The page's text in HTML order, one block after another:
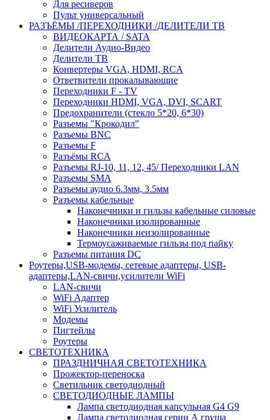
Для ресиверов
Пульт универсальный
РАЗЪЁМЫ /ПЕРЕХОДНИКИ /ДЕЛИТЕЛИ ТВ
ВИДЕОКАРТА / SATA
Делители Аудио-Видео
Делители ТВ
Конвертеры VGA, HDMI, RCA
Ответвители прокалывающие
Переходники F - TV
Переходники HDMI, VGA, DVI, SCART
Предохранители (стекло 5*20, 6*30)
Разъемы "Крокодил"
Разъемы BNC
Разъемы F
Разъёмы RCA
Разъемы RJ-10, 11, 12, 45/ Переходники LAN
Разъемы SMA
Разъемы аудио 6.3мм, 3.5мм
Разъемы кабельные
Наконечники и гильзы кабельные силовые
Наконечники изолированные
Наконечники неизолированные
Термоусаживаемые гильзы под пайку
Разъемы питания DC
Роутеры,USB-модемы, сетевые адаптеры, USB-
адаптеры,LAN-свичи,усилители WiFi
LAN-свичи
WiFi Адаптер
WiFi Усилитель
Модемы
Пигтейлы
Роутеры
СВЕТОТЕХНИКА
ПРАЗДНИЧНАЯ СВЕТОТЕХНИКА
Прожектор-переноска
Светильник светодиодный
СВЕТОДИОДНЫЕ ЛАМПЫ
Лампа светодиодная капсульная G4 G9
Лампа светодиодная серии А груша